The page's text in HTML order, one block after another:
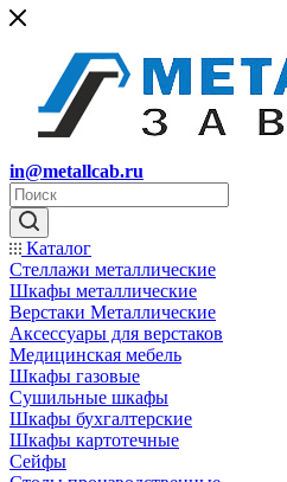
in@metallcab.ru
Каталог
Стеллажи металлические
Шкафы металлические
Верстаки Металлические
Аксессуары для верстаков
Медицинская мебель
Шкафы газовые
Сушильные шкафы
Шкафы бухгалтерские
Шкафы картотечные
Сейфы